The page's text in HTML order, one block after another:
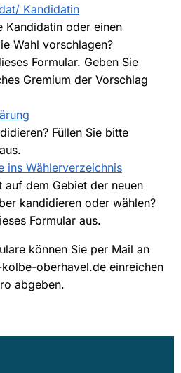
Kandidatin
Kandidatin oder einen
Wahl vorschlagen?
Formular. Geben Sie
Gremium der Vorschlag
Füllen Sie bitte
ins Wählerverzeichnis
auf dem Gebiet der neuen
kandidieren oder wählen?
Formular aus.
können Sie per Mail an
oberhavel.de einreichen
abgeben.